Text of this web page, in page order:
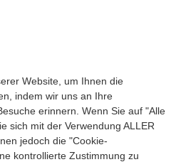
Website, um Ihnen die
indem wir uns an Ihre
erinnern. Wenn Sie auf "Alle
sich mit der Verwendung ALLER
jedoch die "Cookie-
kontrollierte Zustimmung zu